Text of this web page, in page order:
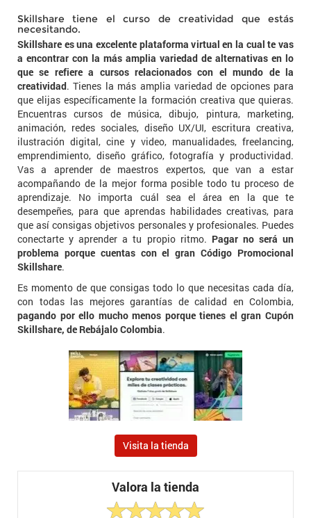
Skillshare tiene el curso de creatividad que estás
necesitando.
Skillshare es una excelente plataforma virtual en la cual te vas
a encontrar con la más amplia variedad de alternativas en lo
que se refiere a cursos relacionados con el mundo de la
creatividad. Tienes la más amplia variedad de opciones para
que elijas específicamente la formación creativa que quieras.
Encuentras cursos de música, dibujo, pintura, marketing,
animación, redes sociales, diseño UX/UI, escritura creativa,
ilustración digital, cine y video, manualidades, freelancing,
emprendimiento, diseño gráfico, fotografía y productividad.
Vas a aprender de maestros expertos, que van a estar
acompañando de la mejor forma posible todo tu proceso de
aprendizaje. No importa cuál sea el área en la que te
desempeñes, para que aprendas habilidades creativas, para
que así consigas objetivos personales y profesionales. Puedes
conectarte y aprender a tu propio ritmo. Pagar no será un
problema porque cuentas con el gran Código Promocional
Skillshare.
Es momento de que consigas todo lo que necesitas cada día,
con todas las mejores garantías de calidad en Colombia,
pagando por ello mucho menos porque tienes el gran Cupón
Skillshare, de Rebájalo Colombia.
Visita la tienda
Valora la tienda